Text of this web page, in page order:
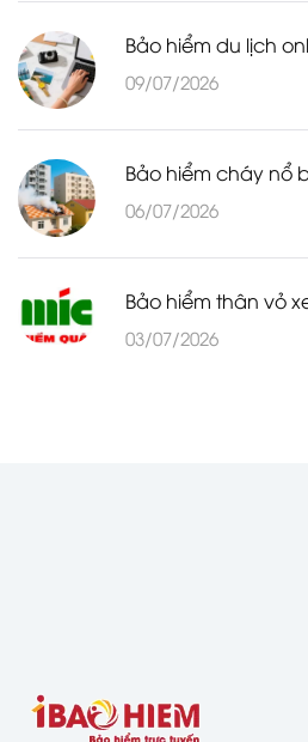
Bảo hiểm du lịch
09/07/2026
Bảo hiểm cháy nổ
06/07/2026
Bảo hiểm thân vỏ
03/07/2026